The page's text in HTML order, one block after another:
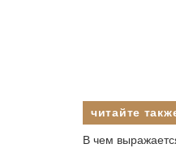
читайте
В чем